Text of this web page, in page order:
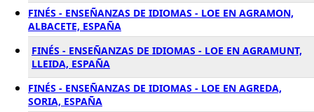
FINÉS - ENSEÑANZAS DE IDIOMAS - LOE EN AGRAMON,
ALBACETE, ESPAÑA
FINÉS - ENSEÑANZAS DE IDIOMAS - LOE EN AGRAMUNT,
LLEIDA, ESPAÑA
FINÉS - ENSEÑANZAS DE IDIOMAS - LOE EN AGREDA,
SORIA, ESPAÑA